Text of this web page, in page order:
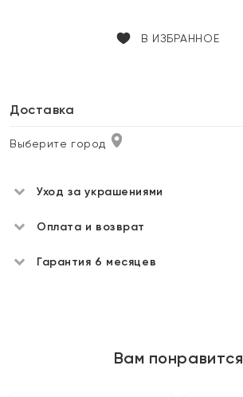
В ИЗБРАННОЕ
Доставка
Выберите город
Уход за украшениями
Оплата и возврат
Гарантия 6 месяцев
Вам понравится